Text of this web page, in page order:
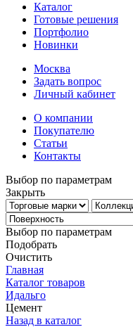
Каталог
Готовые решения
Портфолио
Новинки
Москва
Задать вопрос
Личный кабинет
О компании
Покупателю
Статьи
Контакты
Выбор по параметрам
Закрыть
Выбор по параметрам
Подобрать
Очистить
Главная
Каталог товаров
Идальго
Цемент
Назад в каталог